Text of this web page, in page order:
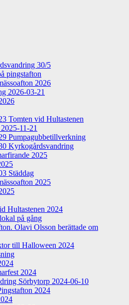
30/5
pingstafton
2026
2026-03-21
Tomten vid Hultastenen
11-21
Pumpagubbetillverkning
Kyrkogårdsvandring
2025
Städdag
2025
Hultastenen 2024
på gång
Olavi Olsson berättade om
till Halloween 2024
2024
Sörbytorp 2024-06-10
2024